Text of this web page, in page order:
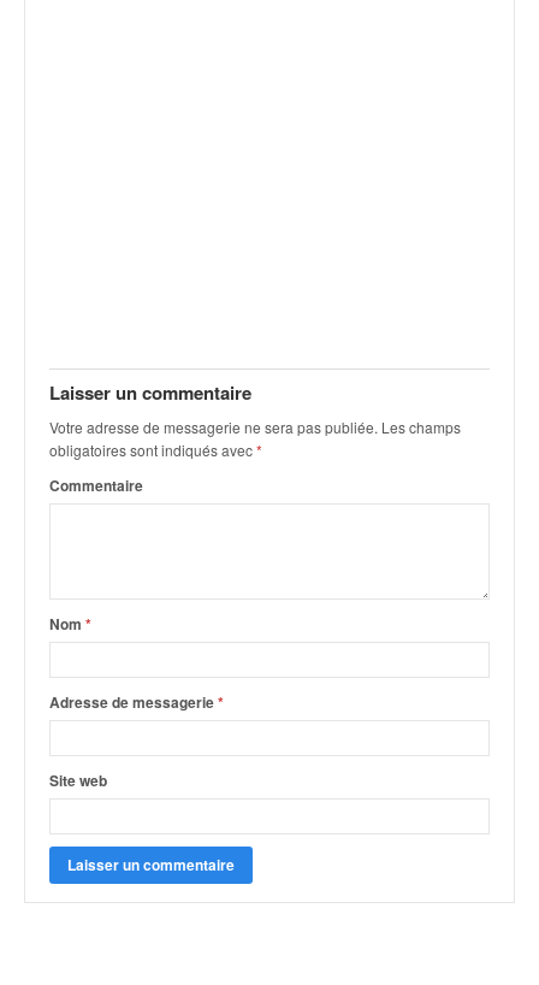
Laisser un commentaire
Votre adresse de messagerie ne sera pas publiée. Les champs
obligatoires sont indiqués avec*
Commentaire
Nom *
Adresse de messagerie*
Site web